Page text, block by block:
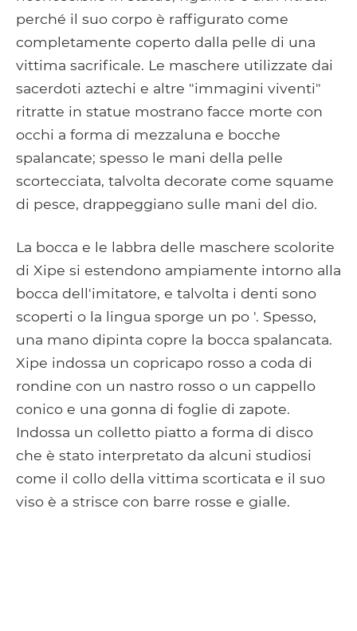
perché il suo corpo è raffigurato come
completamente coperto dalla pelle di una
vittima sacrificale. Le maschere utilizzate dai
sacerdoti aztechi e altre "immagini viventi"
ritratte in statue mostrano facce morte con
occhi a forma di mezzaluna e bocche
spalancate; spesso le mani della pelle
scortecciata, talvolta decorate come squame
di pesce, drappeggiano sulle mani del dio.
La bocca e le labbra delle maschere scolorite
di Xipe si estendono ampiamente intorno alla
bocca dell'imitatore, e talvolta i denti sono
scoperti o la lingua sporge un po '. Spesso,
una mano dipinta copre la bocca spalancata.
Xipe indossa un copricapo rosso a coda di
rondine con un nastro rosso o un cappello
conico e una gonna di foglie di zapote.
Indossa un colletto piatto a forma di disco
che è stato interpretato da alcuni studiosi
come il collo della vittima scorticata e il suo
viso è a strisce con barre rosse e gialle.